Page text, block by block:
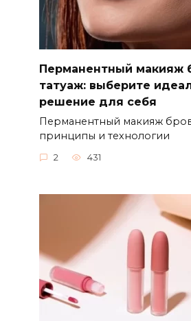
Перманентный макияж
татуаж: выберите
решение для себя
Перманентный макияж
принципы и технологии
2 431